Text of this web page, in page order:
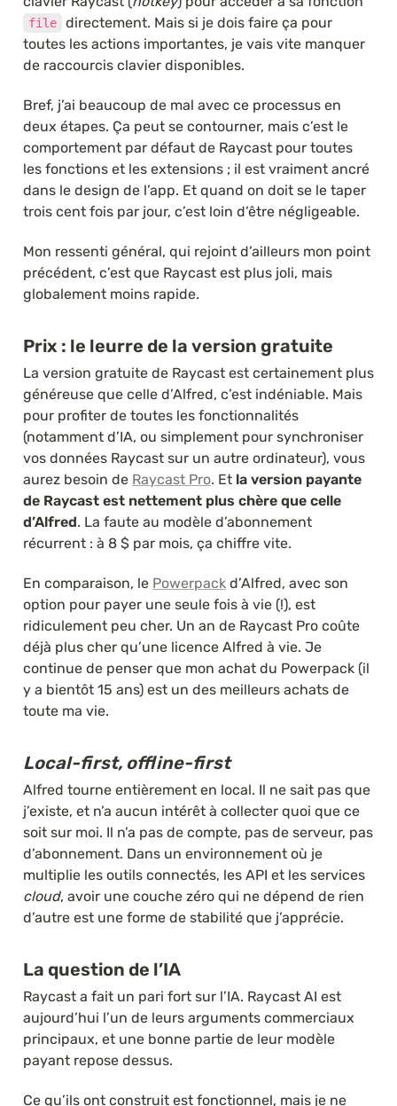
file
directement. Mais si je dois faire ça pour
toutes les actions importantes, je vais vite manquer
de raccourcis clavier disponibles.
Bref, j’ai beaucoup de mal avec ce processus en
deux étapes. Ça peut se contourner, mais c’est le
comportement par défaut de Raycast pour toutes
les fonctions et les extensions ; il est vraiment ancré
dans le design de l’app. Et quand on doit se le taper
trois cent fois par jour, c’est loin d’être négligeable.
Mon ressenti général, qui rejoint d’ailleurs mon point
précédent, c’est que Raycast est plus joli, mais
globalement moins rapide.
Prix : le leurre de la version gratuite
La version gratuite de Raycast est certainement plus
généreuse que celle d’Alfred, c’est indéniable. Mais
pour profiter de toutes les fonctionnalités
(notamment d’IA, ou simplement pour synchroniser
vos données Raycast sur un autre ordinateur), vous
aurez besoin de Raycast Pro. Et la version payante
de Raycast est nettement plus chère que celle
d’Alfred. La faute au modèle d’abonnement
récurrent : à 8 $ par mois, ça chiffre vite.
En comparaison, le Powerpack d’Alfred, avec son
option pour payer une seule fois à vie (!), est
ridiculement peu cher. Un an de Raycast Pro coûte
déjà plus cher qu’une licence Alfred à vie. Je
continue de penser que mon achat du Powerpack (il
y a bientôt 15 ans) est un des meilleurs achats de
toute ma vie.
Local-first, offline-first
Alfred tourne entièrement en local. Il ne sait pas que
j’existe, et n’a aucun intérêt à collecter quoi que ce
soit sur moi. Il n’a pas de compte, pas de serveur, pas
d’abonnement. Dans un environnement où je
cloud, avoir une couche zéro qui ne dépend de rien
d’autre est une forme de stabilité que j’apprécie.
La question de l’IA
Raycast a fait un pari fort sur l’IA. Raycast AI est
aujourd’hui l’un de leurs arguments commerciaux
principaux, et une bonne partie de leur modèle
payant repose dessus.
Ce qu’ils ont construit est fonctionnel, mais je ne